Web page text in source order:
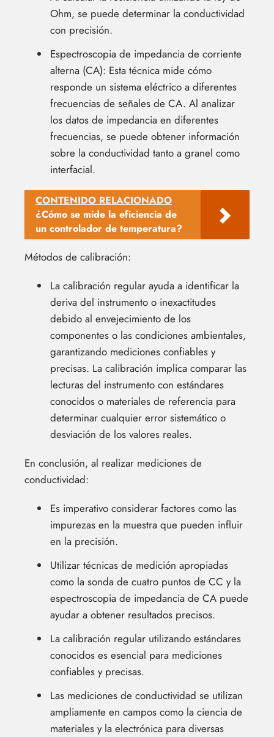
Ohm, se puede determinar la conductividad
con precisión.
Espectroscopia de impedancia de corriente
alterna (CA): Esta técnica mide cómo
responde un sistema eléctrico a diferentes
frecuencias de señales de CA. Al analizar
los datos de impedancia en diferentes
frecuencias, se puede obtener información
sobre la conductividad tanto a granel como
interfacial.
CONTENIDO RELACIONADO
¿Cómo se mide la eficiencia de
un controlador de temperatura?
Métodos de calibración:
La calibración regular ayuda a identificar la
deriva del instrumento o inexactitudes
debido al envejecimiento de los
componentes o las condiciones ambientales,
garantizando mediciones confiables y
precisas. La calibración implica comparar las
lecturas del instrumento con estándares
conocidos o materiales de referencia para
determinar cualquier error sistemático o
desviación de los valores reales.
En conclusión, al realizar mediciones de
conductividad:
Es imperativo considerar factores como las
impurezas en la muestra que pueden influir
en la precisión.
Utilizar técnicas de medición apropiadas
como la sonda de cuatro puntos de CC y la
espectroscopia de impedancia de CA puede
ayudar a obtener resultados precisos.
La calibración regular utilizando estándares
conocidos es esencial para mediciones
confiables y precisas.
Las mediciones de conductividad se utilizan
ampliamente en campos como la ciencia de
materiales y la electrónica para diversas